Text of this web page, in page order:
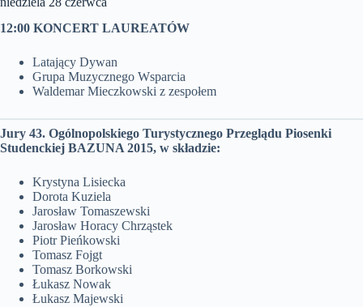
12:00 KONCERT LAUREATÓW
Latający Dywan
Grupa Muzycznego Wsparcia
Waldemar Mieczkowski z zespołem
Jury 43. Ogólnopolskiego Turystycznego Przeglądu Piosenki
Studenckiej BAZUNA 2015, w składzie:
Krystyna Lisiecka
Dorota Kuziela
Jarosław Tomaszewski
Jarosław Horacy Chrząstek
Piotr Pieńkowski
Tomasz Fojgt
Tomasz Borkowski
Łukasz Nowak
Łukasz Majewski